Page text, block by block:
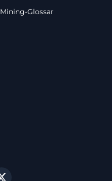
Mining-Glossar